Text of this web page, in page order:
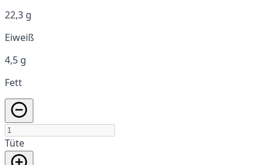
22,3 g
Eiweiß
4,5 g
Fett
Tüte